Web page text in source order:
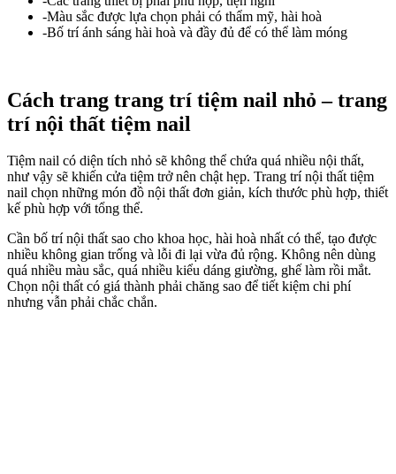
-Màu sắc được lựa chọn phải có thẩm mỹ, hài hoà
-Bố trí ánh sáng hài hoà và đầy đủ để có thể làm móng
Cách trang trang trí tiệm nail nhỏ – trang
trí nội thất tiệm nail
Tiệm nail có diện tích nhỏ sẽ không thể chứa quá nhiều nội thất,
như vậy sẽ khiến cửa tiệm trở nên chật hẹp. Trang trí nội thất tiệm
nail chọn những món đồ nội thất đơn giản, kích thước phù hợp, thiết
kế phù hợp với tổng thể.
Cần bố trí nội thất sao cho khoa học, hài hoà nhất có thể, tạo được
nhiều không gian trống và lỗi đi lại vừa đủ rộng. Không nên dùng
quá nhiều màu sắc, quá nhiều kiểu dáng giường, ghế làm rồi mắt.
Chọn nội thất có giá thành phải chăng sao để tiết kiệm chi phí
nhưng vẫn phải chắc chắn.